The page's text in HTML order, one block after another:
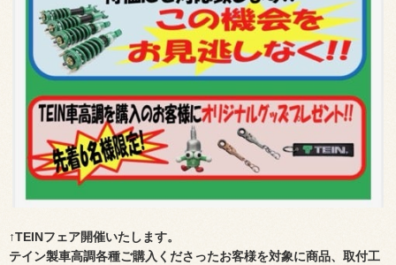
↑TEINフェア開催いたします。
テイン製車高調各種ご購入くださったお客様を対象に商品、取付工